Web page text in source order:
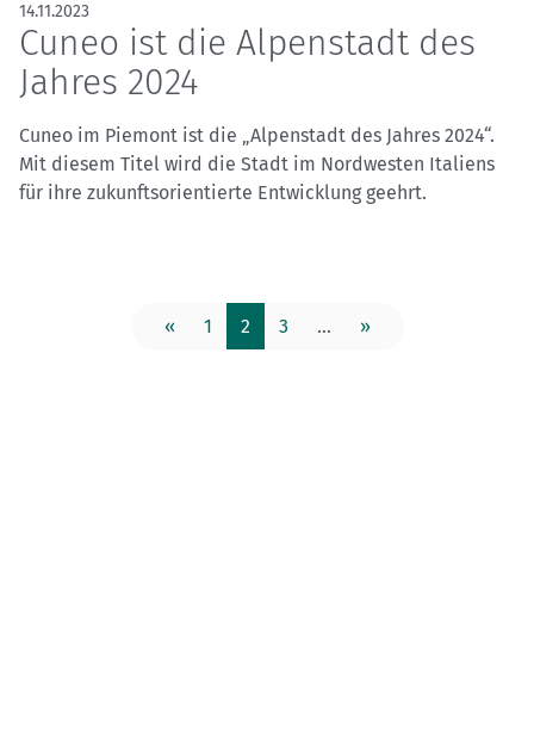
14.11.2023
Cuneo ist die Alpenstadt des
Jahres 2024
Cuneo im Piemont ist die „Alpenstadt des Jahres 2024“.
Mit diesem Titel wird die Stadt im Nordwesten Italiens
für ihre zukunftsorientierte Entwicklung geehrt.
« 1 2 3 ... »